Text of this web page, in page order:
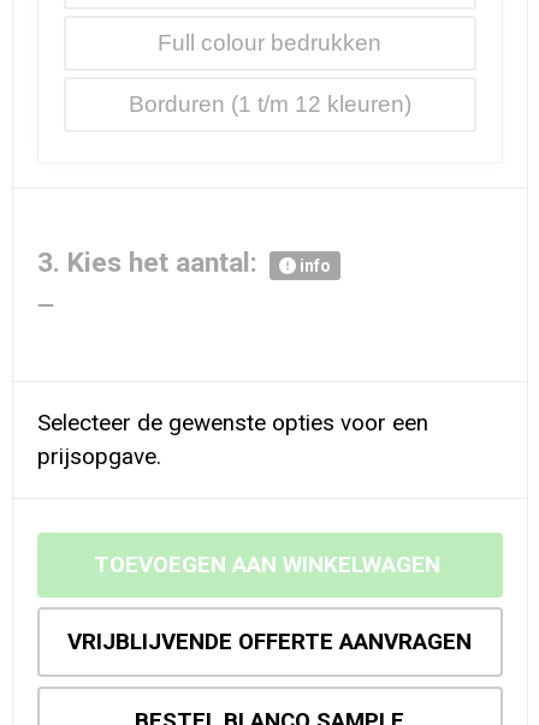
Borduren
Full colour
3. Kies het aantal: info
Selecteer de gewenste opties voor een
prijsopgave.
TOEVOEGEN AAN WINKELWAGEN
VRIJBLIJVENDE OFFERTE AANVRAGEN